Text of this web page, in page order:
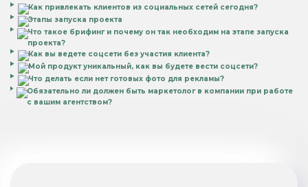
Как привлекать клиентов из социальных сетей сегодня?
Этапы запуска проекта
Что такое брифинг и почему он так необходим на этапе запуска
проекта?
Как вы ведете соцсети без участия клиента?
Мой продукт уникальный, как вы будете вести соцсети?
Что делать если нет готовых фото для рекламы?
Обязательно ли должен быть маркетолог в компании при работе
с вашим агентством?